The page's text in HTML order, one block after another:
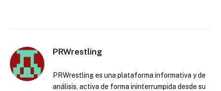
PRWrestling
PRWrestling es una plataforma informativa y de
análisis, activa de forma ininterrumpida desde su